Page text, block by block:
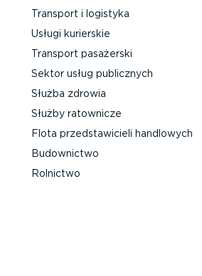
Transport i logistyka
Usługi kurierskie
Transport pasażerski
Sektor usług publicznych
Służba zdrowia
Służby ratownicze
Flota przed­sta­wi­cieli handlowych
Budownictwo
Rolnictwo